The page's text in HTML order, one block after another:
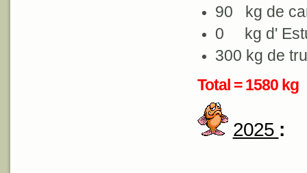
90 kg de
0 kg d'
300 kg de
Total = 1580 kg
2025 :